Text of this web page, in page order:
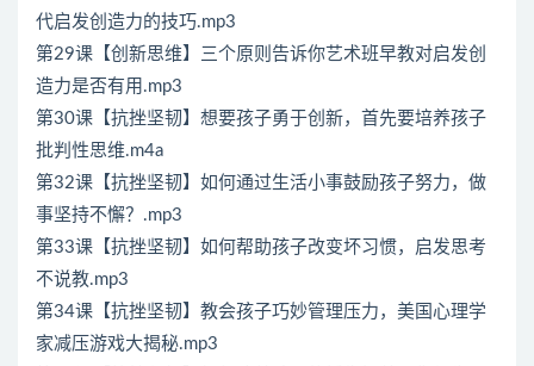
代启发创造力的技巧.mp3
第29课【创新思维】三个原则告诉你艺术班早教对启发创
造力是否有用.mp3
第30课【抗挫坚韧】想要孩子勇于创新，首先要培养孩子
批判性思维.m4a
第32课【抗挫坚韧】如何通过生活小事鼓励孩子努力，做
事坚持不懈？.mp3
第33课【抗挫坚韧】如何帮助孩子改变坏习惯，启发思考
不说教.mp3
第34课【抗挫坚韧】教会孩子巧妙管理压力，美国心理学
家减压游戏大揭秘.mp3